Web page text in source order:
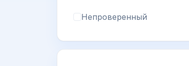
Непроверенный